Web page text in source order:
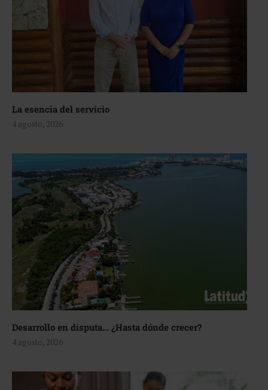
La esencia del servicio
4 agosto, 2026
Desarrollo en disputa… ¿Hasta dónde crecer?
4 agosto, 2026